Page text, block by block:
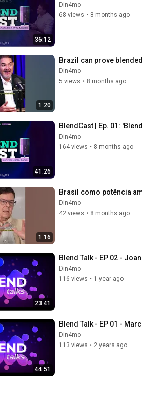
36:12
Din4mo
68 views • 8 months ago
1:20
Brazil can prove
Din4mo
5 views • 8 months ago
41:26
BlendCast | Ep. 01:
Din4mo
164 views • 8 months ago
1:16
Brasil como potência
Din4mo
42 views • 8 months ago
23:41
Blend Talk - EP 02 -
Din4mo
116 views • 1 year ago
44:51
Blend Talk - EP 01 -
Din4mo
113 views • 2 years ago